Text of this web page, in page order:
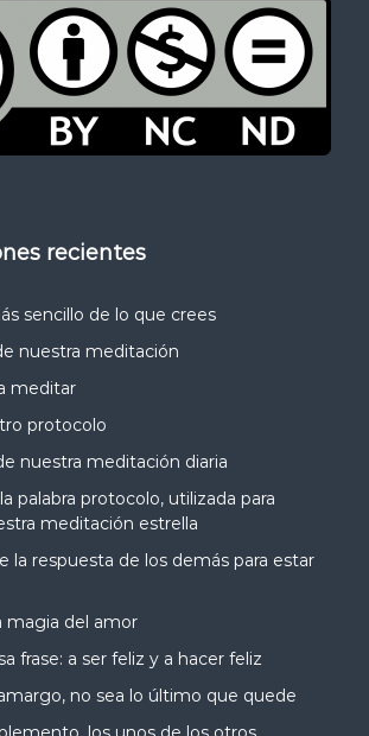
recientes
sencillo de lo que crees
nuestra meditación
meditar
protocolo
nuestra meditación diaria
palabra protocolo, utilizada para
meditación estrella
la respuesta de los demás para estar
magia del amor
frase: a ser feliz y a hacer feliz
no sea lo último que quede